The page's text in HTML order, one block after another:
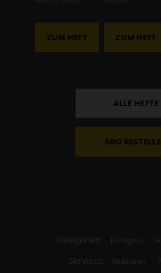
ZUM HEFT ZUM HEFT
ALLE HEFTE
ABO
Kategorien: Predigten
Services: Redaktion